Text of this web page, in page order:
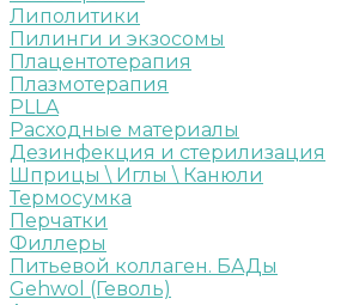
Липолитики
Пилинги и экзосомы
Плацентотерапия
Плазмотерапия
PLLA
Расходные материалы
Дезинфекция и стерилизация
Шприцы \ Иглы \ Канюли
Термосумка
Перчатки
Филлеры
Питьевой коллаген. БАДы
Gehwol (Геволь)